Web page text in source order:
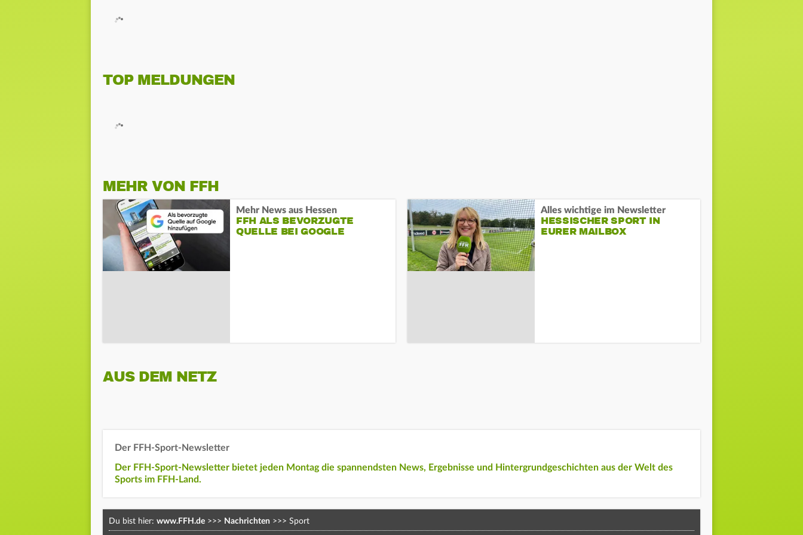
TOP MELDUNGEN
MEHR VON FFH
Mehr News aus Hessen
FFH ALS BEVORZUGTE
QUELLE BEI GOOGLE
Alles wichtige im Newsletter
HESSISCHER SPORT IN
EURER MAILBOX
AUS DEM NETZ
Der FFH-Sport-Newsletter
Der FFH-Sport-Newsletter bietet jeden Montag die spannendsten News, Ergebnisse und Hintergrundgeschichten aus der Welt des
Sports im FFH-Land.
Du bist hier: www.FFH.de >>> Nachrichten >>> Sport